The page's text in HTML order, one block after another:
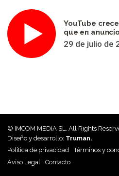
YouTube
que en
29 de julio de
© IMCOM MEDIA SL. All Rights
Diseño y desarrollo: Truman.
Política de privacidad
Términos y
Aviso Legal
Contacto